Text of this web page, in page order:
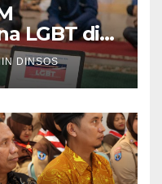
LGBT di
Harus
DINSOS